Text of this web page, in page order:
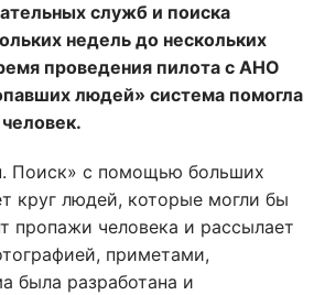
служб и поиска
недель до нескольких
проведения пилота с АНО
людей» система помогла
Поиск» с помощью больших
круг людей, которые могли бы
пропажи человека и рассылает
приметами,
была разработана и